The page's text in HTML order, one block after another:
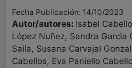
Fecha Publicación: 14/10/2023
Autor/autores: Isabel
López Nuñez, Sandra Garcia
Saila, Susana Carvajal
Cabellos, Eva Paniello